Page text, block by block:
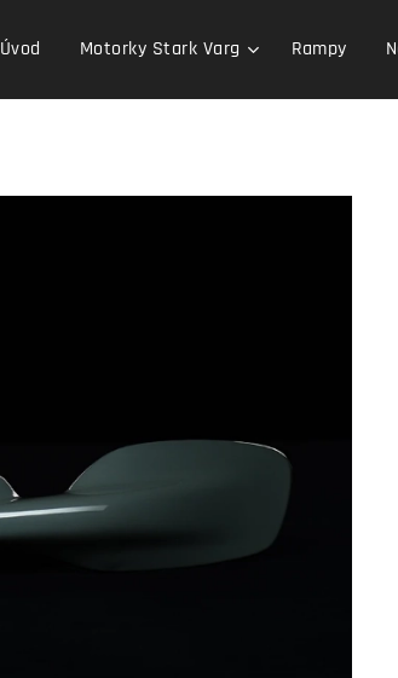
Úvod Motorky Stark Varg Rampy